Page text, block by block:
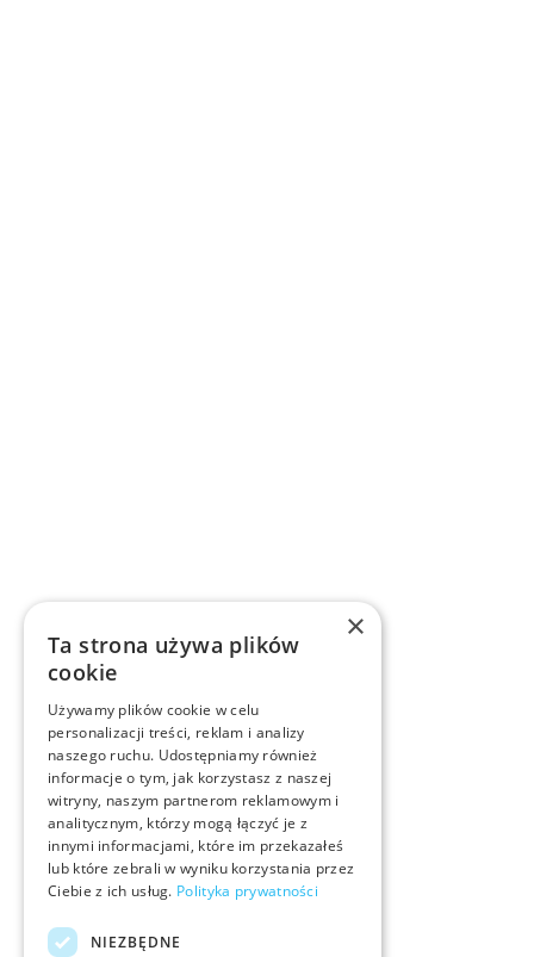
×
Ta strona używa plików
cookie
Używamy plików cookie w celu
personalizacji treści, reklam i analizy
naszego ruchu. Udostępniamy również
informacje o tym, jak korzystasz z naszej
witryny, naszym partnerom reklamowym i
analitycznym, którzy mogą łączyć je z
innymi informacjami, które im przekazałeś
lub które zebrali w wyniku korzystania przez
Ciebie z ich usług. Polityka prywatności
NIEZBĘDNE